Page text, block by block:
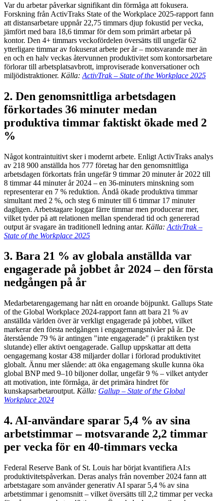
Var du arbetar påverkar signifikant din förmåga att fokusera.
Forskning från ActivTraks State of the Workplace 2025-rapport fann
att distansarbetare uppnår 22,75 timmars djup fokustid per vecka,
jämfört med bara 18,6 timmar för dem som primärt arbetar på
kontor. Den 4+ timmars veckofördelen översätts till ungefär 62
ytterligare timmar av fokuserat arbete per år – motsvarande mer än
en och en halv veckas återvunnen produktivitet som kontorsarbetare
förlorar till arbetsplatsavbrott, improviserade konversationer och
miljödistraktioner. Källa: ActivTrak – State of the Workplace 2025
2. Den genomsnittliga arbetsdagen
förkortades 36 minuter medan
produktiva timmar faktiskt ökade med 2
%
Något kontraintuitivt sker i modernt arbete. Enligt ActivTraks analys
av 218 900 anställda hos 777 företag har den genomsnittliga
arbetsdagen förkortats från ungefär 9 timmar 20 minuter år 2022 till
8 timmar 44 minuter år 2024 – en 36-minuters minskning som
representerar en 7 % reduktion. Ändå ökade produktiva timmar
simultant med 2 %, och steg 6 minuter till 6 timmar 17 minuter
dagligen. Arbetstagare loggar färre timmar men producerar mer,
vilket tyder på att relationen mellan spenderad tid och genererad
output är svagare än traditionell ledning antar. Källa: ActivTrak –
State of the Workplace 2025
3. Bara 21 % av globala anställda var
engagerade på jobbet år 2024 – den första
nedgången på år
Medarbetarengagemang har nått en oroande böjpunkt. Gallups State
of the Global Workplace 2024-rapport fann att bara 21 % av
anställda världen över är verkligt engagerade på jobbet, vilket
markerar den första nedgången i engagemangsnivåer på år. De
återstående 79 % är antingen "inte engagerade" (i praktiken tyst
slutande) eller aktivt oengagerade. Gallup uppskattar att detta
oengagemang kostar 438 miljarder dollar i förlorad produktivitet
globalt. Ännu mer slående: att öka engagemang skulle kunna öka
global BNP med 9–10 biljoner dollar, ungefär 9 % – vilket antyder
att motivation, inte förmåga, är det primära hindret för
kunskapsarbetaroutput. Källa: Gallup – State of the Global
Workplace 2024
4. AI-användare sparar 5,4 % av sina
arbetstimmar – motsvarande 2,2 timmar
per vecka för en 40-timmars vecka
Federal Reserve Bank of St. Louis har börjat kvantifiera AI:s
produktivitetspåverkan. Deras analys från november 2024 fann att
arbetstagare som använder generativ AI sparar 5,4 % av sina
arbetstimmar i genomsnitt – vilket översätts till 2,2 timmar per vecka